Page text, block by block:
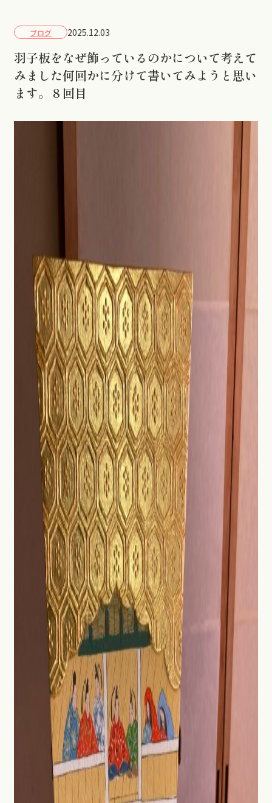
ブログ 2025.12.03
羽子板をなぜ飾っているのかについて考えて
みました何回かに分けて書いてみようと思い
ます。８回目